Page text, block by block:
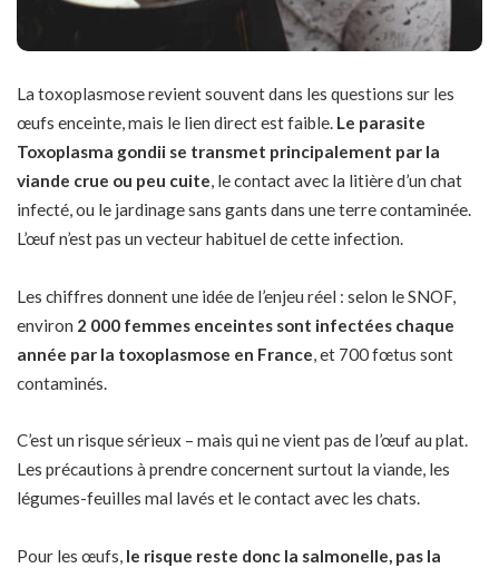
La toxoplasmose revient souvent dans les questions sur les
œufs enceinte, mais le lien direct est faible. Le parasite
Toxoplasma gondii se transmet principalement par la
viande crue ou peu cuite, le contact avec la litière d’un chat
infecté, ou le jardinage sans gants dans une terre contaminée.
L’œuf n’est pas un vecteur habituel de cette infection.
Les chiffres donnent une idée de l’enjeu réel : selon le SNOF,
environ 2 000 femmes enceintes sont infectées chaque
année par la toxoplasmose en France, et 700 fœtus sont
contaminés.
C’est un risque sérieux – mais qui ne vient pas de l’œuf au plat.
Les précautions à prendre concernent surtout la viande, les
légumes-feuilles mal lavés et le contact avec les chats.
Pour les œufs, le risque reste donc la salmonelle, pas la